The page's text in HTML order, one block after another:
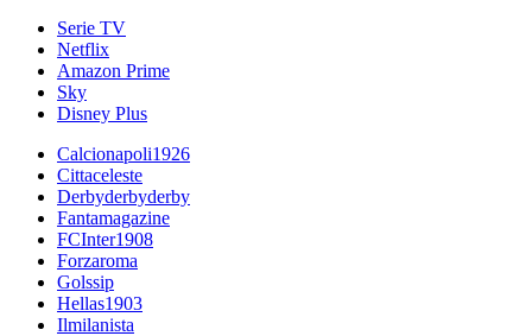
Serie TV
Netflix
Amazon Prime
Sky
Disney Plus
Calcionapoli1926
Cittaceleste
Derbyderbyderby
Fantamagazine
FCInter1908
Forzaroma
Golssip
Hellas1903
Ilmilanista